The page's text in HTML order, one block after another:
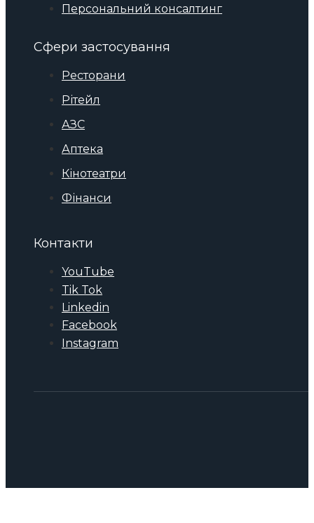
Персональний консалтинг
Сфери застосування
Ресторани
Рітейл
АЗС
Аптека
Кінотеатри
Фінанси
Контакти
YouTube
Tik Tok
Linkedin
Facebook
Instagram